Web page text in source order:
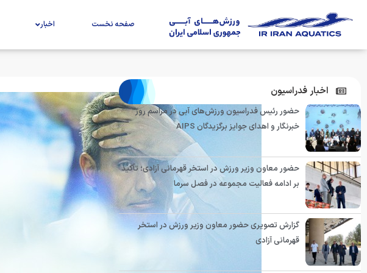
صفحه نخست اخبار
اخبار فدراسیون
حضور رئیس فدراسیون ورزش‌های آبی در مراسم روز
خبرنگار و اهدای جوایز برگزیدگان AIPS
حضور معاون وزیر ورزش در استخر قهرمانی آزادی؛ تأکید
بر ادامه فعالیت مجموعه در فصل سرما
گزارش تصویری حضور معاون وزیر ورزش در استخر
قهرمانی آزادی